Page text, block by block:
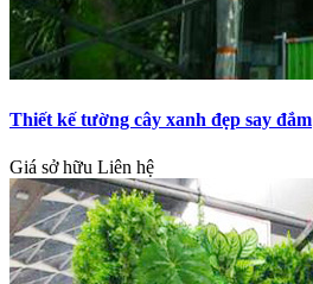
Thiết kế tường cây xanh đẹp say đắm
Giá sở hữu Liên hệ